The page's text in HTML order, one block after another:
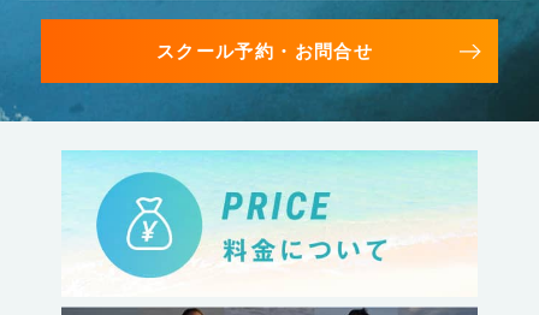
スクール予約・お問合せ